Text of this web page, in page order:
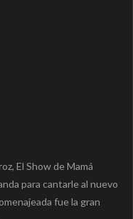
El Show de Mamá
para cantarle al nuevo
fue la gran